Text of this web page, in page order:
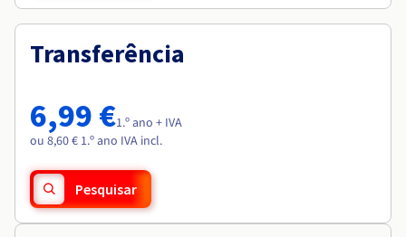
Transferência
6,99 €1.º ano + IVA
ou 8,60 € 1.º ano IVA incl.
Pesquisar